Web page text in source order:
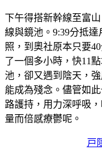
下午得搭新幹線至富
線與鏡池。9:39分抵
照，到奧社原本只要
了一個多小時，快11
池，卻又遇到陰天，
能成為殘念。儘管如
路護持，用力深呼吸
量而倍感療鬱呢。
戸